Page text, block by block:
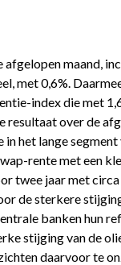
maand,
met 0,6%.
index die met
over de
het lange
rente met een
twee jaar met
de sterkere
banken hun
stijging van de
daarvoor te